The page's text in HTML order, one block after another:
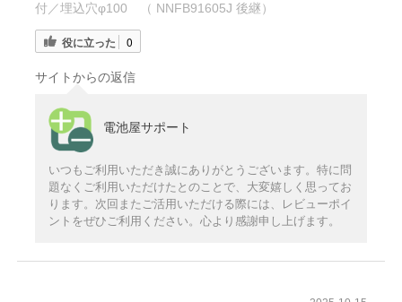
付／埋込穴φ100 （ NNFB91605J 後継）
役に立った 0
サイトからの返信
電池屋サポート
いつもご利用いただき誠にありがとうございます。特に問
題なくご利用いただけたとのことで、大変嬉しく思ってお
ります。次回またご活用いただける際には、レビューポイ
ントをぜひご利用ください。心より感謝申し上げます。